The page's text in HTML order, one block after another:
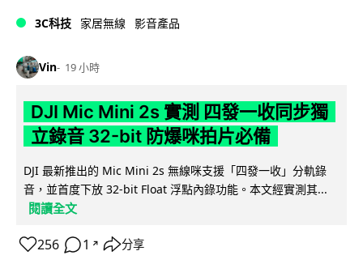
3C科技 家居無線 影音產品
Vin 19 小時
DJI Mic Mini 2s 實測 四發一收同步獨
立錄音 32-bit 防爆咪拍片必備
DJI 最新推出的 Mic Mini 2s 無線咪支援「四發一收」分軌錄
音，並首度下放 32-bit Float 浮點內錄功能。本文經實測其...
閱讀全文
256 1 ↗ 分享